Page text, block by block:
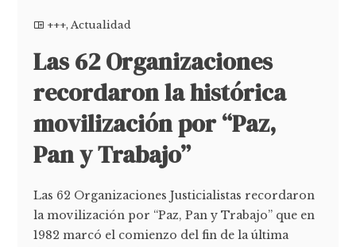
+++,Actualidad
Las 62 Organizaciones
recordaron la histórica
movilización por “Paz,
Pan y Trabajo”
Las 62 Organizaciones Justicialistas recordaron
la movilización por “Paz, Pan y Trabajo” que en
1982 marcó el comienzo del fin de la última